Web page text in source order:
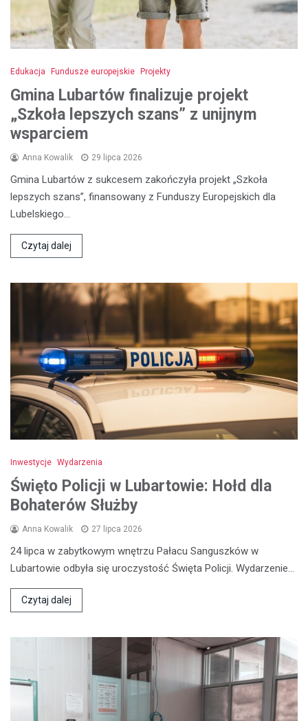
Edukacja Fundusze europejskie Projekty
Gmina Lubartów finalizuje projekt
„Szkoła lepszych szans” z unijnym
wsparciem
Anna Kowalik 29 lipca 2026
Gmina Lubartów z sukcesem zakończyła projekt „Szkoła
lepszych szans”, finansowany z Funduszy Europejskich dla
Lubelskiego…
Czytaj dalej
Inwestycje Wydarzenia
Święto Policji w Lubartowie: Hołd dla
Bohaterów Służby
Anna Kowalik 27 lipca 2026
24 lipca w zabytkowym wnętrzu Pałacu Sanguszków w
Lubartowie odbyła się uroczystość Święta Policji. Wydarzenie…
Czytaj dalej